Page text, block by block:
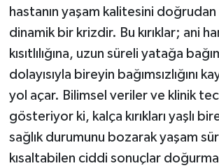
hastanın yaşam kalitesini
dinamik bir krizdir. Bu kırıklar; ani
kısıtlılığına, uzun süreli yatağa
dolayısıyla bireyin bağımsızlığını
yol açar. Bilimsel veriler ve klinik
gösteriyor ki, kalça kırıkları yaşlı
sağlık durumunu bozarak yaşam
kısaltabilen ciddi sonuçlar